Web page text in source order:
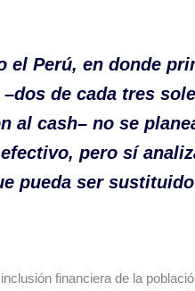
el Perú, en donde
de cada tres
al cash– no se
pero sí
pueda ser sustituido
financiera de la